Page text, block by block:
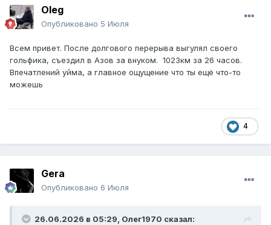
Oleg
Опубликовано 5 Июля
Всем привет. После долгового перерыва выгулял своего
гольфика, съездил в Азов за внуком. 1023км за 26 часов.
Впечатлений уйма, а главное ощущение что ты ещё что-то
можешь
4
Gera
Опубликовано 6 Июля
26.06.2026 в 05:29, Олег1970 сказал: